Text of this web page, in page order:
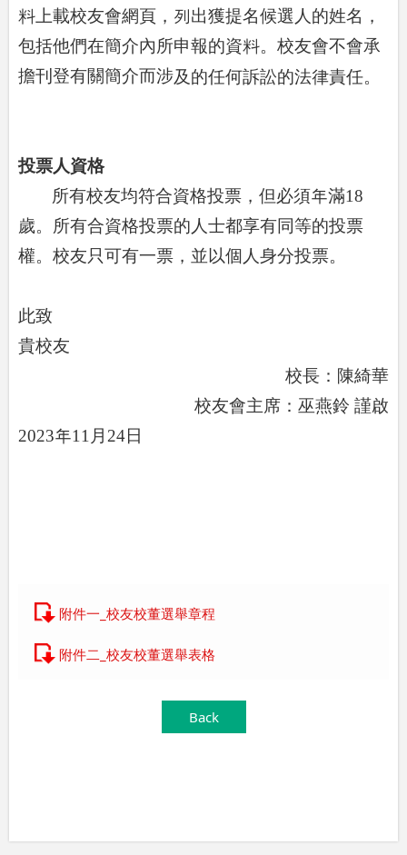
料上載校友會網頁，列出獲提名候選人的姓名，
包括他們在簡介內所申報的資料。校友會不會承
擔刊登有關簡介而涉及的任何訴訟的法律責任。
投票人資格
所有校友均符合資格投票，但必須年滿18
歲。所有合資格投票的人士都享有同等的投票
權。校友只可有一票，並以個人身分投票。
此致
貴校友
校長：陳綺華
校友會主席：巫燕鈴 謹啟
2023年11 月 24日
附件一_校友校董選舉章程
附件二_校友校董選舉表格
Back